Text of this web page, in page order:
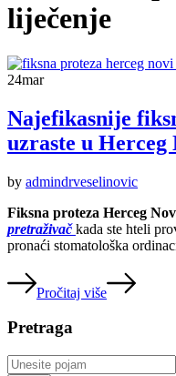
liječenje
24mar
Najefikasnije
uzraste u Herceg
by admindrveselinovic
Fiksna proteza Herceg
pretraživač kada ste hteli
pronaći stomatološka
Pročitaj više
Pretraga